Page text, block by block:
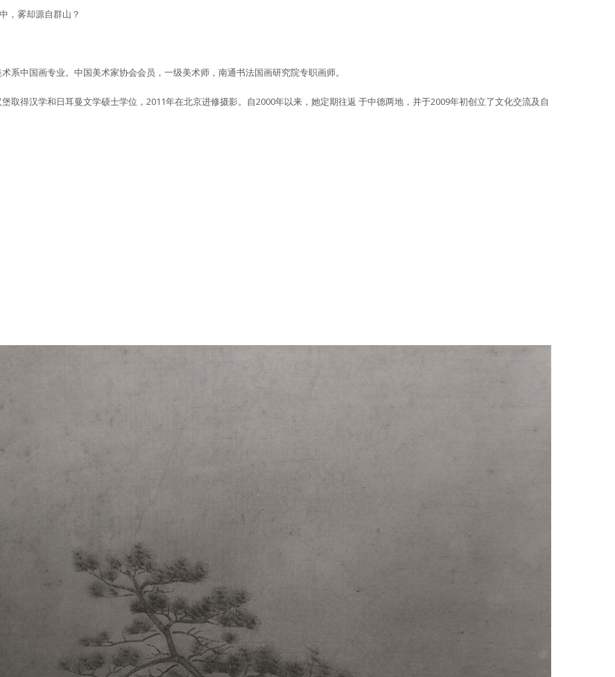
，雾却源自群山？
系中国画专业。中国美术家协会会员，一级美术师，南通书法国画研究院专职画师。
取得汉学和日耳曼文学硕士学位，2011年在北京进修摄影。自2000年以来，她定期往返 于中德两地，并于2009年初创立了文化交流及自